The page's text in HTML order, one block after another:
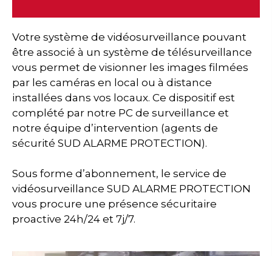
Votre système de vidéosurveillance pouvant
être associé à un système de télésurveillance
vous permet de visionner les images filmées
par les caméras en local ou à distance
installées dans vos locaux. Ce dispositif est
complété par notre PC de surveillance et
notre équipe d’intervention (agents de
sécurité SUD ALARME PROTECTION).
Sous forme d’abonnement, le service de
vidéosurveillance SUD ALARME PROTECTION
vous procure une présence sécuritaire
proactive 24h/24 et 7j/7.